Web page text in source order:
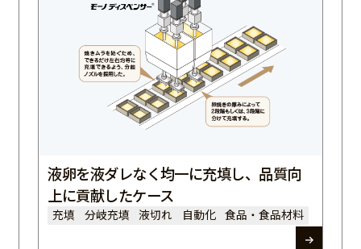
液卵を液ダレなく均一に充填し、品質向
上に貢献したケース
充填 分岐充填 液切れ 自動化 食品・食品材料